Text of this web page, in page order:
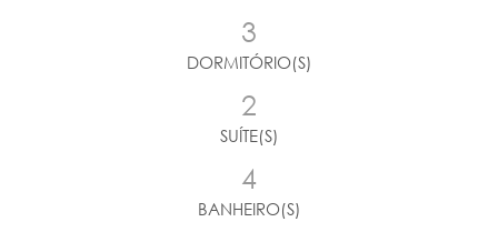
3
DORMITÓRIO(S)
2
SUÍTE(S)
4
BANHEIRO(S)